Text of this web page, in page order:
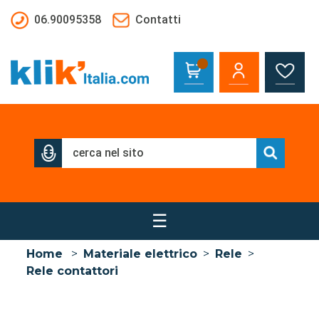
06.90095358
Contatti
☰
Home > Materiale elettrico > Rele >
Rele contattori